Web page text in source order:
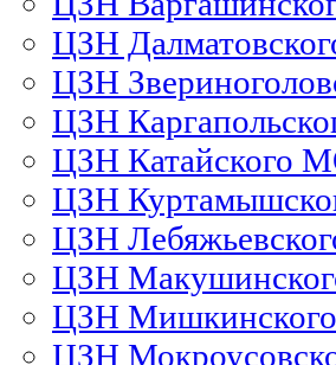
ЦЗН
ЦЗН
ЦЗН
ЦЗН Катайского
ЦЗН
ЦЗН
ЦЗН
ЦЗН
ЦЗН